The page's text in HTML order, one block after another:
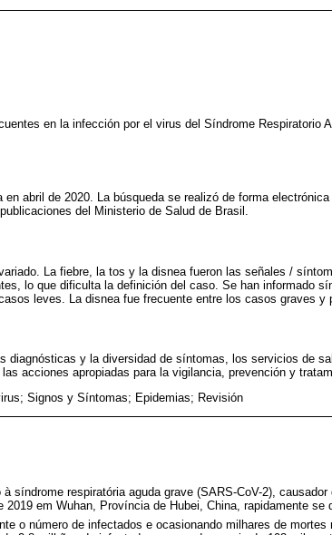
en la infección por el virus del Síndrome Respiratorio
abril de 2020. La búsqueda se realizó de forma
del Ministerio de Salud de Brasil.
La fiebre, la tos y la disnea fueron las señales /
lo que dificulta la definición del caso. Se han informado
leves. La disnea fue frecuente entre los casos graves y
diagnósticas y la diversidad de síntomas, los servicios de
acciones apropiadas para la vigilancia, prevención y
Signos y Síntomas; Epidemias; Revisión
síndrome respiratória aguda grave (SARS-CoV-2),
2019 em Wuhan, Província de Hubei, China, rapidamente se
o número de infectados e ocasionando milhares de